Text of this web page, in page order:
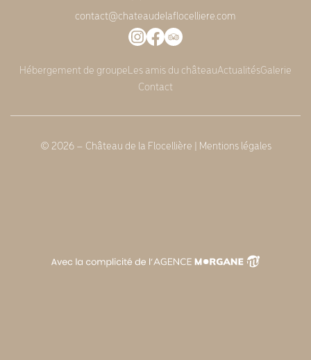
contact@chateaudelaflocelliere.com
Hébergement de groupeLes amis du châteauActualitésGalerie
Contact
© 2026 – Château de la Flocellière | Mentions légales